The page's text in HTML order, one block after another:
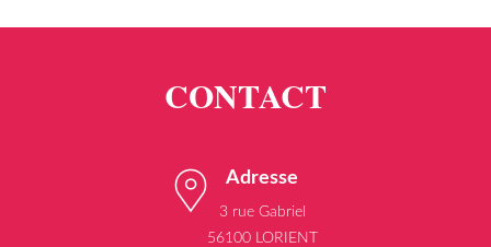
Adresse
3 rue Gabriel
56100 LORIENT